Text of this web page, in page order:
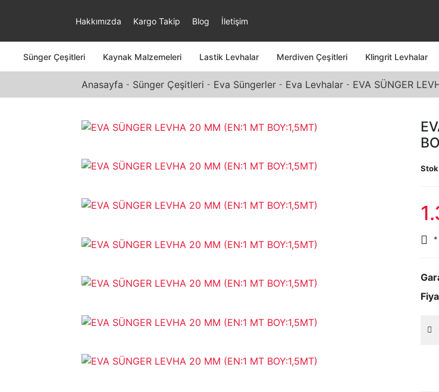
Hakkımızda Kargo Takip Blog İletişim
Sünger Çeşitleri Kaynak Malzemeleri Lastik Levhalar Merdiven Çeşitleri Klingrit Levhalar
Anasayfa Sünger Çeşitleri Eva Süngerler Eva Levhalar EVA SÜNGER
Stok
*